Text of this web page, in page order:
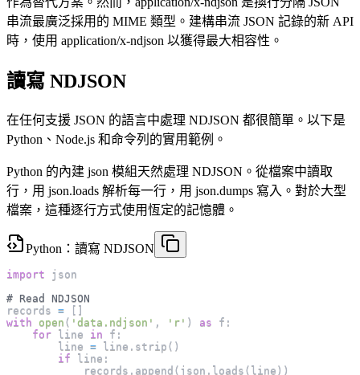
串流最廣泛採用的 MIME 類型。建構串流 JSON 記錄的新 API
時，使用 application/x-ndjson 以獲得最大相容性。
讀寫 NDJSON
在任何支援 JSON 的語言中處理 NDJSON 都很簡單。以下是
Python、Node.js 和命令列的實用範例。
Python 的內建 json 模組天然處理 NDJSON。從檔案中讀取
行，用 json.loads 解析每一行，用 json.dumps 寫入。對於大型
檔案，這種逐行方式使用恆定的記憶體。
Python：讀寫 NDJSON
import json
# Read NDJSON
records = [ ]
with
open ( 'data.ndjson' , 'r' ) as f :
for line in f :
        line
= line . strip ( )
if line :
            records
. append ( json . loads ( line ) )